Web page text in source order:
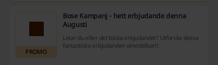
PROMO
Bose Kampanj - hett erbjudande denna
Augusti
Letar du efter det bästa erbjudandet? Utforska dessa
fantastiska erbjudanden omedelbart!